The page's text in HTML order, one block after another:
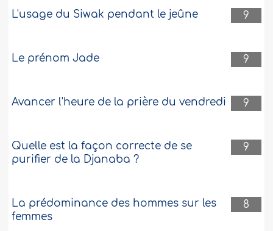
9
L'usage du Siwak pendant le jeûne
9
Le prénom Jade
9
Avancer l'heure de la prière du vendredi
9
Quelle est la façon correcte de se
purifier de la Djanaba ?
8
La prédominance des hommes sur les
femmes